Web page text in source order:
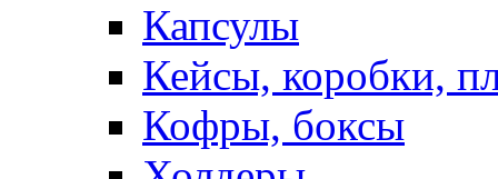
Капсулы
Кейсы, коробки,
Кофры, боксы